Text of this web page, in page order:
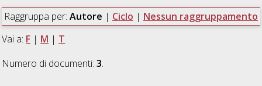
Raggruppa per: Autore | Ciclo | Nessun raggruppamento
Vai a: F | M | T
Numero di documenti:3.